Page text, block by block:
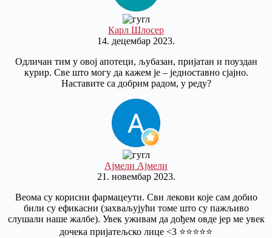
Карл Шлосер
14. децембар 2023.
Одличан тим у овој апотеци, љубазан, пријатан и поуздан
курир. Све што могу да кажем је – једноставно сјајно.
Наставите са добрим радом, у реду?
Ајмели Ајмели
21. новембар 2023.
Веома су корисни фармацеути. Сви лекови које сам добио
били су ефикасни (захваљујући томе што су пажљиво
слушали наше жалбе). Увек уживам да дођем овде јер ме увек
дочека пријатељско лице <3 ⭐️⭐️⭐️⭐️⭐️